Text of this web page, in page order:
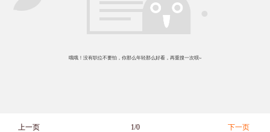
哦哦！没有职位不要怕，你那么年轻那么好看，再重搜一次呗~
上一页 1/0 下一页